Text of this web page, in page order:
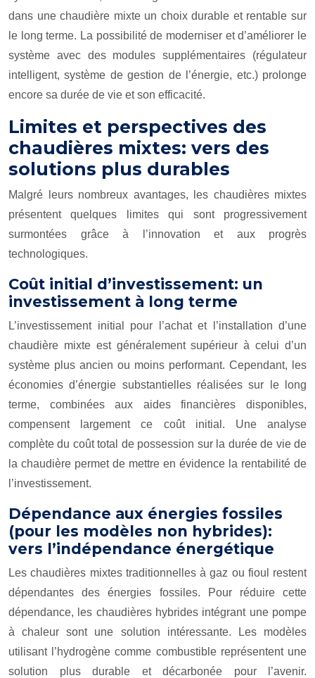
dans une chaudière mixte un choix durable et rentable sur
le long terme. La possibilité de moderniser et d’améliorer le
système avec des modules supplémentaires (régulateur
intelligent, système de gestion de l’énergie, etc.) prolonge
encore sa durée de vie et son efficacité.
Limites et perspectives des
chaudières mixtes: vers des
solutions plus durables
Malgré leurs nombreux avantages, les chaudières mixtes
présentent quelques limites qui sont progressivement
surmontées grâce à l’innovation et aux progrès
technologiques.
Coût initial d’investissement: un
investissement à long terme
L’investissement initial pour l’achat et l’installation d’une
chaudière mixte est généralement supérieur à celui d’un
système plus ancien ou moins performant. Cependant, les
économies d’énergie substantielles réalisées sur le long
terme, combinées aux aides financières disponibles,
compensent largement ce coût initial. Une analyse
complète du coût total de possession sur la durée de vie de
la chaudière permet de mettre en évidence la rentabilité de
l’investissement.
Dépendance aux énergies fossiles
(pour les modèles non hybrides):
vers l’indépendance énergétique
Les chaudières mixtes traditionnelles à gaz ou fioul restent
dépendantes des énergies fossiles. Pour réduire cette
dépendance, les chaudières hybrides intégrant une pompe
à chaleur sont une solution intéressante. Les modèles
utilisant l’hydrogène comme combustible représentent une
solution plus durable et décarbonée pour l’avenir.